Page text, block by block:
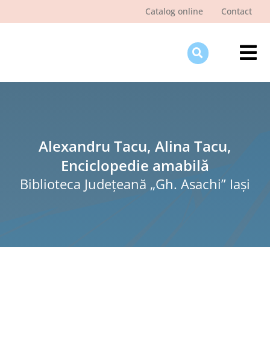
Catalog online Contact
Alexandru Tacu, Alina Tacu,
Enciclopedie amabilă
Biblioteca Judeţeană „Gh. Asachi” Iaşi